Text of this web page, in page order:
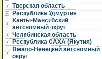
Тверская область
Республика Удмуртия
Ханты-Мансийский
автономный округ
Челябинская область
Республика САХА (Якутия)
Ямало-Ненецкий автономный
округ